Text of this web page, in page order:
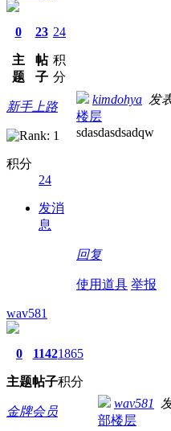
0
主
题
23
帖
子
24
积
分
新手上路
积分
24
发消
息
kimdohya 发
楼层
sdasdasdsadqw
回复
使用道具 举报
wav581
0
主题
1142
帖子
1865
积分
金牌会员
wav581
部楼层